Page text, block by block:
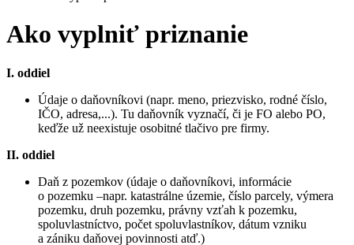
Ako vyplniť priznanie
I. oddiel
Údaje o daňovníkovi (napr. meno, priezvisko, rodné číslo,
IČO, adresa,...). Tu daňovník vyznačí, či je FO alebo PO,
keďže už neexistuje osobitné tlačivo pre firmy.
II. oddiel
Daň z pozemkov (údaje o daňovníkovi, informácie
o pozemku –napr. katastrálne územie, číslo parcely, výmera
pozemku, druh pozemku, právny vzťah k pozemku,
spoluvlastníctvo, počet spoluvlastníkov, dátum vzniku
a zániku daňovej povinnosti atď.)